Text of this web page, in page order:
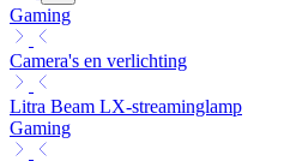
Gaming
Camera's en verlichting
Litra Beam LX-streaminglamp
Gaming